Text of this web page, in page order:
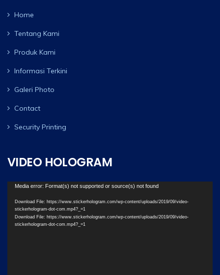
Home
Tentang Kami
Produk Kami
Informasi Terkini
Galeri Photo
Contact
Security Printing
VIDEO HOLOGRAM
Video
Player
Media error: Format(s) not supported or source(s) not found
Download File: https://www.stickerhologram.com/wp-content/uploads/2019/09/video-
stickerhologram-dot-com.mp4?_=1
Download File: https://www.stickerhologram.com/wp-content/uploads/2019/09/video-
stickerhologram-dot-com.mp4?_=1